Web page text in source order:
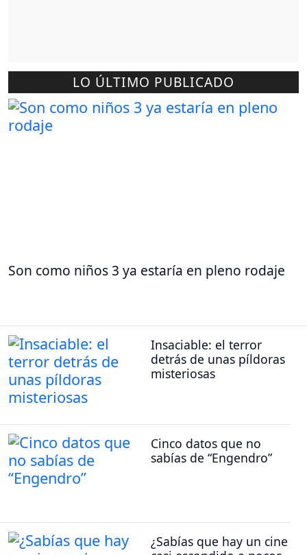
LO ÚLTIMO PUBLICADO
Son como niños 3 ya estaría en pleno rodaje
Insaciable: el terror
detrás de unas píldoras
misteriosas
Cinco datos que no
sabías de “Engendro”
¿Sabías que hay un cine